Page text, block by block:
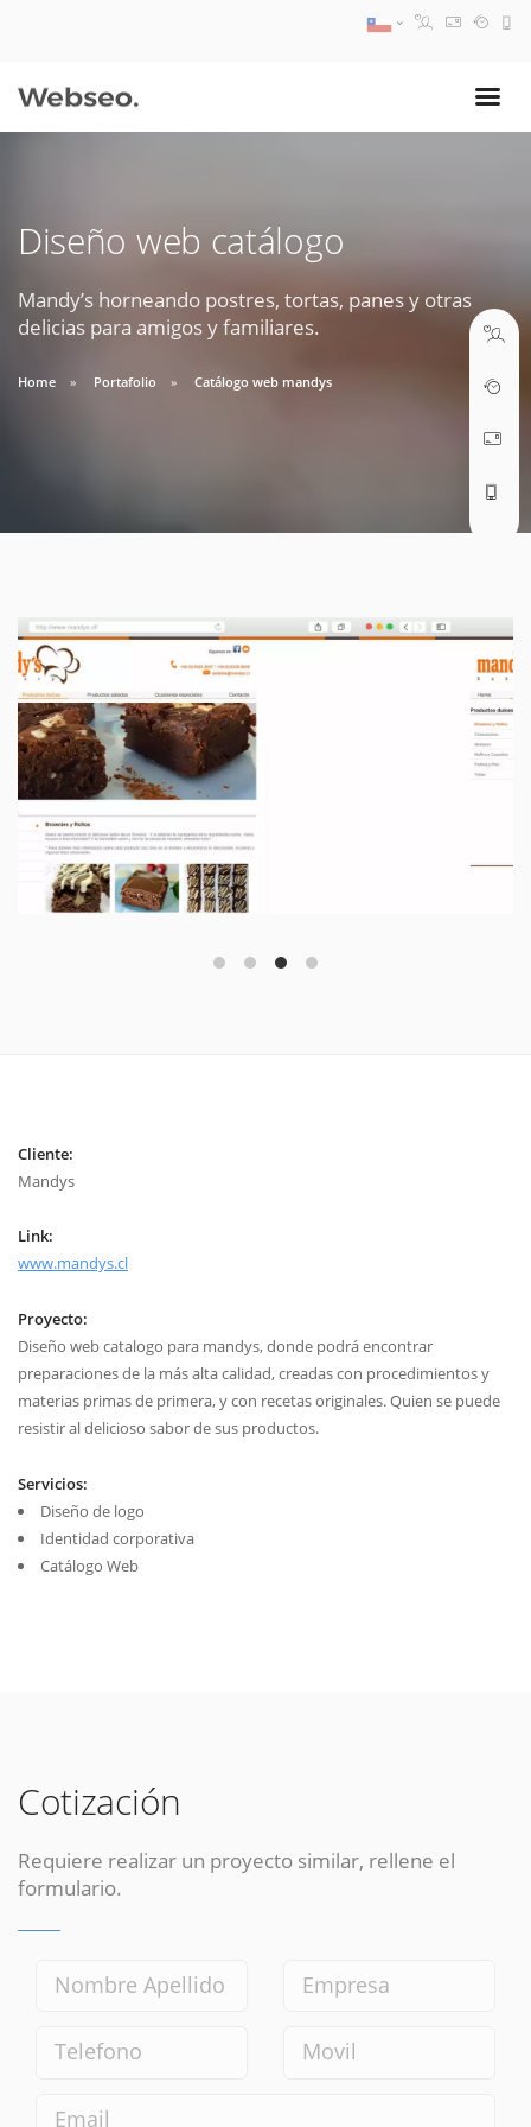
Diseño web catálogo
Mandy’s horneando postres, tortas, panes y otras
delicias para amigos y familiares.
Home Portafolio Catálogo web mandys
Cliente:
Mandys
Link:
www.mandys.cl
Proyecto:
Diseño web catalogo para mandys, donde podrá encontrar
preparaciones de la más alta calidad, creadas con procedimientos y
materias primas de primera, y con recetas originales. Quien se puede
resistir al delicioso sabor de sus productos.
Servicios:
Diseño de logo
Identidad corporativa
Catálogo Web
Cotización
Requiere realizar un proyecto similar, rellene el
formulario.
09:30 AM A 18:30 PM
soporte@webseo.cl